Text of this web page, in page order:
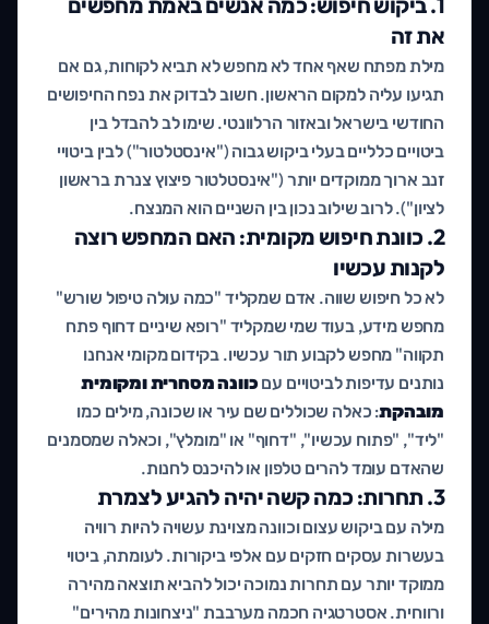
את זה
מילת מפתח שאף אחד לא מחפש לא תביא לקוחות, גם אם
תגיעו עליה למקום הראשון. חשוב לבדוק את נפח החיפושים
החודשי בישראל ובאזור הרלוונטי. שימו לב להבדל בין
ביטויים כלליים בעלי ביקוש גבוה ("אינסטלטור") לבין ביטויי
זנב ארוך ממוקדים יותר ("אינסטלטור פיצוץ צנרת בראשון
לציון"). לרוב שילוב נכון בין השניים הוא המנצח.
2. כוונת חיפוש מקומית: האם המחפש רוצה
לקנות עכשיו
לא כל חיפוש שווה. אדם שמקליד "כמה עולה טיפול שורש"
מחפש מידע, בעוד שמי שמקליד "רופא שיניים דחוף פתח
תקווה" מחפש לקבוע תור עכשיו. בקידום מקומי אנחנו
נותנים עדיפות לביטויים עםכוונה מסחרית ומקומית
מובהקת: כאלה שכוללים שם עיר או שכונה, מילים כמו
"ליד", "פתוח עכשיו", "דחוף" או "מומלץ", וכאלה שמסמנים
שהאדם עומד להרים טלפון או להיכנס לחנות.
3. תחרות: כמה קשה יהיה להגיע לצמרת
מילה עם ביקוש עצום וכוונה מצוינת עשויה להיות רוויה
בעשרות עסקים חזקים עם אלפי ביקורות. לעומתה, ביטוי
ממוקד יותר עם תחרות נמוכה יכול להביא תוצאה מהירה
ורווחית. אסטרטגיה חכמה מערבבת "ניצחונות מהירים"